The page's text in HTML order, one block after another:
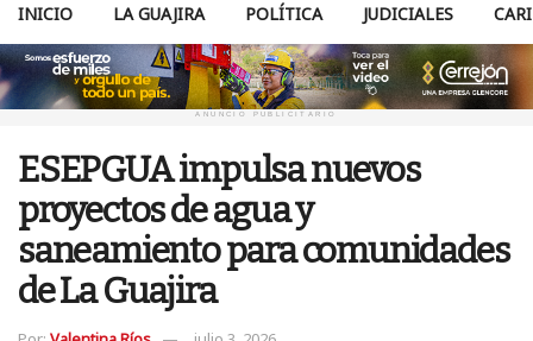
INICIO LA GUAJIRA POLÍTICA JUDICIALES
ANUNCIO PUBLICITARIO
ESEPGUA impulsa nuevos
proyectos de agua y
saneamiento para comunidades
de La Guajira